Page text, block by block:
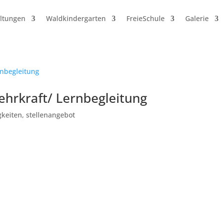
Waldkindergarten FreieSchule Galerie
Lernbegleitung
, stellenangebot